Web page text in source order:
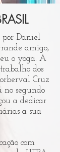
Daniel
amigo,
o yoga. A
dos
Cruz
no segundo
a dedicar
a sua
com